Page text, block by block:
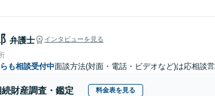
弁護士 インタビューを見る
も相談受付中面談方法(対面・電話・ビデオなど)は応相談
続財産調査・鑑定 料金表を見る